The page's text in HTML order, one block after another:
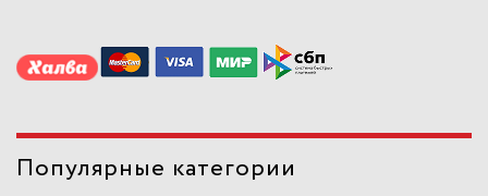
Популярные категории